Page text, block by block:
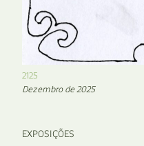
2125
Dezembro de 2025
EXPOSIÇÕES